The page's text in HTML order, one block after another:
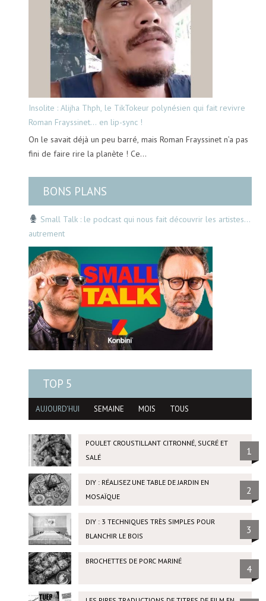
Insolite : Alijha Thph, le TikTokeur polynésien qui fait revivre
Roman Frayssinet… en lip-sync !
On le savait déjà un peu barré, mais Roman Frayssinet n’a pas
fini de faire rire la planète ! Ce…
BONS PLANS
Small Talk : le podcast qui nous fait découvrir les artistes…
autrement
TOP 5
AUJOURD'HUI SEMAINE MOIS TOUS
POULET CROUSTILLANT CITRONNÉ, SUCRÉ ET
SALÉ
1
DIY : RÉALISEZ UNE TABLE DE JARDIN EN
MOSAÏQUE
2
DIY : 3 TECHNIQUES TRÈS SIMPLES POUR
BLANCHIR LE BOIS
3
BROCHETTES DE PORC MARINÉ
4